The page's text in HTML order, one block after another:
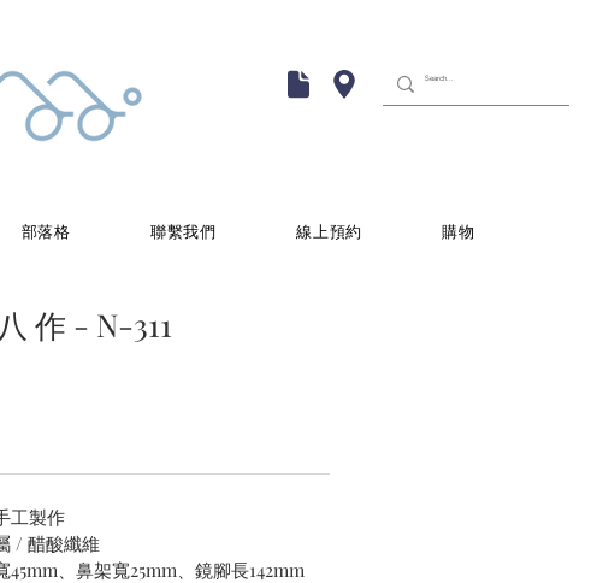
部落格 聯繫我們 線上預約 購物
作 - N-311
工製作
/ 醋酸纖維
45mm、鼻架寬25mm、鏡腳長142mm